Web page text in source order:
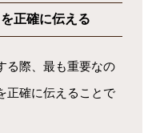
正確に伝える
る際、最も重要なの
正確に伝えることで